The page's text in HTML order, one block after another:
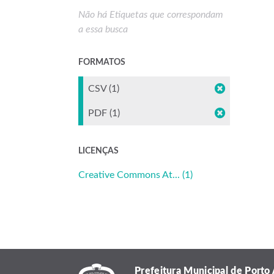
Não há Etiquetas que correspondam
a essa busca
FORMATOS
CSV (1)
PDF (1)
LICENÇAS
Creative Commons At... (1)
Prefeitura Municipal de Porto